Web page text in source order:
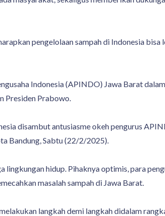
pengelolaan sampah di Indonesia
Indonesia (APINDO) Jawa Barat
Presiden Prabowo.
disambut antusiasme okeh pengurus
Bandung, Sabtu (22/2/2025).
hidup. Pihaknya optimis, para
masalah sampah di Jawa Barat.
langkah demi langkah didalam